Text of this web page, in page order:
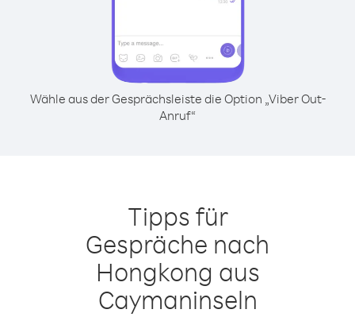
Wähle aus der Gesprächsleiste die Option „Viber Out-
Anruf“
Tipps für
Gespräche nach
Hongkong aus
Caymaninseln